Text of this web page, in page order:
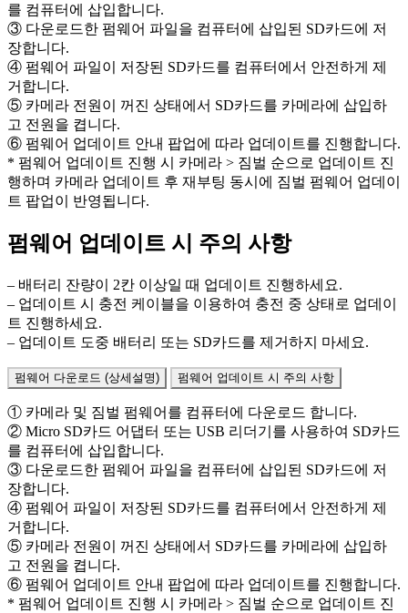
를 컴퓨터에 삽입합니다.
③ 다운로드한 펌웨어 파일을 컴퓨터에 삽입된 SD카드에 저
장합니다.
④ 펌웨어 파일이 저장된 SD카드를 컴퓨터에서 안전하게 제
거합니다.
⑤ 카메라 전원이 꺼진 상태에서 SD카드를 카메라에 삽입하
고 전원을 켭니다.
⑥ 펌웨어 업데이트 안내 팝업에 따라 업데이트를 진행합니다.
* 펌웨어 업데이트 진행 시 카메라 > 짐벌 순으로 업데이트 진
행하며 카메라 업데이트 후 재부팅 동시에 짐벌 펌웨어 업데이
트 팝업이 반영됩니다.
펌웨어 업데이트 시 주의 사항
– 배터리 잔량이 2칸 이상일 때 업데이트 진행하세요.
– 업데이트 시 충전 케이블을 이용하여 충전 중 상태로 업데이
트 진행하세요.
– 업데이트 도중 배터리 또는 SD카드를 제거하지 마세요.
펌웨어 다운로드 (상세설명) 펌웨어 업데이트 시 주의 사항
① 카메라 및 짐벌 펌웨어를 컴퓨터에 다운로드 합니다.
② Micro SD카드 어댑터 또는 USB 리더기를 사용하여 SD카드
를 컴퓨터에 삽입합니다.
③ 다운로드한 펌웨어 파일을 컴퓨터에 삽입된 SD카드에 저
장합니다.
④ 펌웨어 파일이 저장된 SD카드를 컴퓨터에서 안전하게 제
거합니다.
⑤ 카메라 전원이 꺼진 상태에서 SD카드를 카메라에 삽입하
고 전원을 켭니다.
⑥ 펌웨어 업데이트 안내 팝업에 따라 업데이트를 진행합니다.
* 펌웨어 업데이트 진행 시 카메라 > 짐벌 순으로 업데이트 진